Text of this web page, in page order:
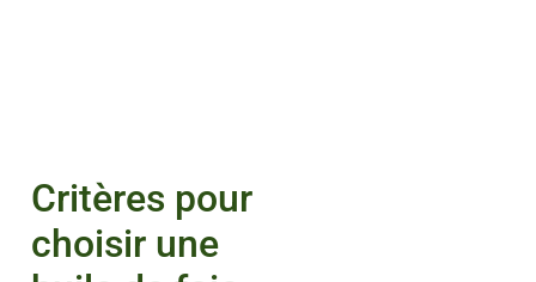
Critères pour
choisir une